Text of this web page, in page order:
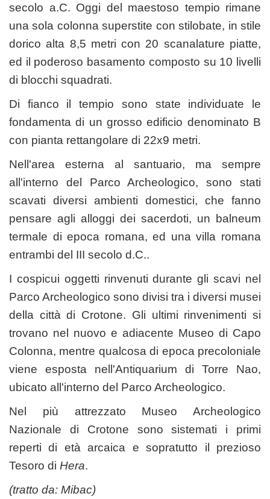
secolo a.C. Oggi del maestoso tempio rimane
una sola colonna superstite con stilobate, in stile
dorico alta 8,5 metri con 20 scanalature piatte,
ed il poderoso basamento composto su 10 livelli
di blocchi squadrati.
Di fianco il tempio sono state individuate le
fondamenta di un grosso edificio denominato B
con pianta rettangolare di 22x9 metri.
Nell'area esterna al santuario, ma sempre
all'interno del Parco Archeologico, sono stati
scavati diversi ambienti domestici, che fanno
pensare agli alloggi dei sacerdoti, un balneum
termale di epoca romana, ed una villa romana
entrambi del III secolo d.C..
I cospicui oggetti rinvenuti durante gli scavi nel
Parco Archeologico sono divisi tra i diversi musei
della città di Crotone. Gli ultimi rinvenimenti si
trovano nel nuovo e adiacente Museo di Capo
Colonna, mentre qualcosa di epoca precoloniale
viene esposta nell'Antiquarium di Torre Nao,
ubicato all'interno del Parco Archeologico.
Nel più attrezzato Museo Archeologico
Nazionale di Crotone sono sistemati i primi
reperti di età arcaica e sopratutto il prezioso
Tesoro di Hera.
(tratto da: Mibac)